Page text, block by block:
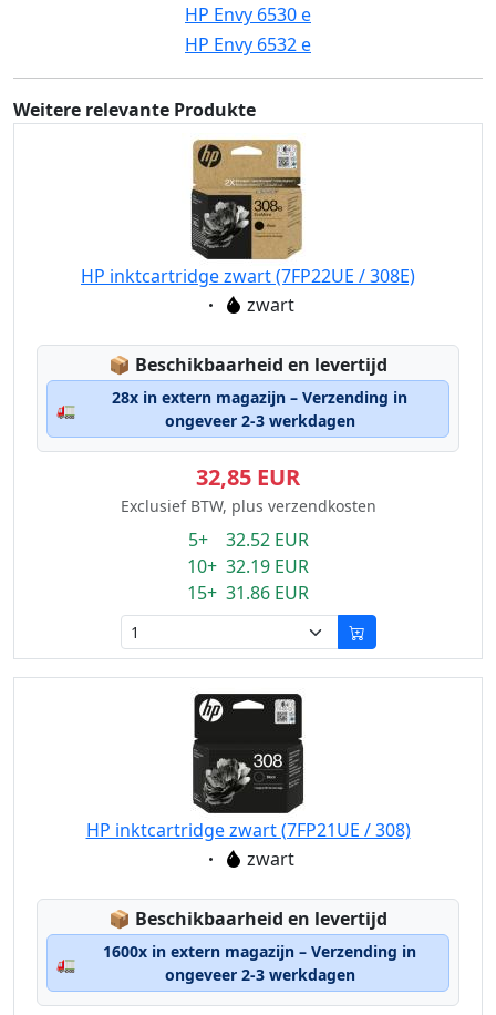
HP Envy 6530 e
HP Envy 6532 e
Weitere relevante Produkte
HP inktcartridge zwart (7FP22UE / 308E)
Eigenschaft:
zwart
📦 Lagerstatus:
Beschikbaarheid en levertijd
🚛
28x in extern magazijn – Verzending in
ongeveer 2-3 werkdagen
32,85 EUR
Exclusief BTW, plus verzendkosten
5+ 32.52 EUR
10+ 32.19 EUR
15+ 31.86 EUR
HP inktcartridge zwart (7FP21UE / 308)
Eigenschaft:
zwart
📦 Lagerstatus:
Beschikbaarheid en levertijd
🚛
1600x in extern magazijn – Verzending in
ongeveer 2-3 werkdagen